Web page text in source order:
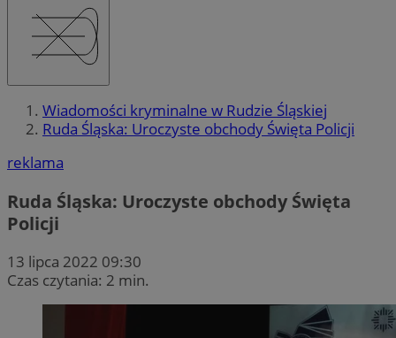
Wiadomości kryminalne w Rudzie Śląskiej
Ruda Śląska: Uroczyste obchody Święta Policji
reklama
Ruda Śląska: Uroczyste obchody Święta
Policji
13 lipca 2022 09:30
Czas czytania: 2 min.